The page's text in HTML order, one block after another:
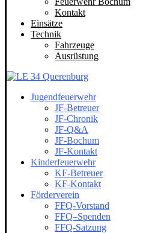
Kontakt
Einsätze
Technik
Fahrzeuge
Ausrüstung
Jugendfeuerwehr
JF-Betreuer
JF-Chronik
JF-Q&A
JF-Bochum
JF-Kontakt
Kinderfeuerwehr
KF-Betreuer
KF-Kontakt
Förderverein
FFQ-Vorstand
FFQ–Spenden
FFQ-Satzung